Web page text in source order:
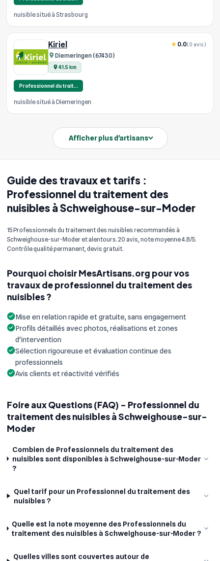
Guide des travaux et tarifs :
Professionnel du traitement des
nuisibles à Schweighouse-sur-Moder
15 Professionnels du traitement des nuisibles recommandés à
Schweighouse-sur-Moder et alentours. 20 avis, note moyenne 4.8/5.
Contrôle qualité permanent, devis gratuit.
Pourquoi choisir MesArtisans.org pour vos
travaux de professionnel du traitement des
nuisibles ?
Mise en relation rapide et gratuite, sans engagement
Profils détaillés avec photos, réalisations et zones
d'intervention
Sélection rigoureuse et évaluation continue des
professionnels
Avis clients et réactivité vérifiés
Foire aux Questions (FAQ) - Professionnel du
traitement des nuisibles à Schweighouse-sur-
Moder
Combien de Professionnels du traitement des
nuisibles sont disponibles à Schweighouse-sur-Moder
?
Quel tarif pour un Professionnel du traitement des
nuisibles ?
Quelle est la note moyenne des Professionnels du
traitement des nuisibles à Schweighouse-sur-Moder ?
Quelles villes sont couvertes autour de
nuisible situé à Strasbourg
Kiriel
Diemeringen (67430)
41.5 km
0.0(0 avis)
Professionnel du trait…
nuisible situé à Diemeringen
Afficher plus d'artisans